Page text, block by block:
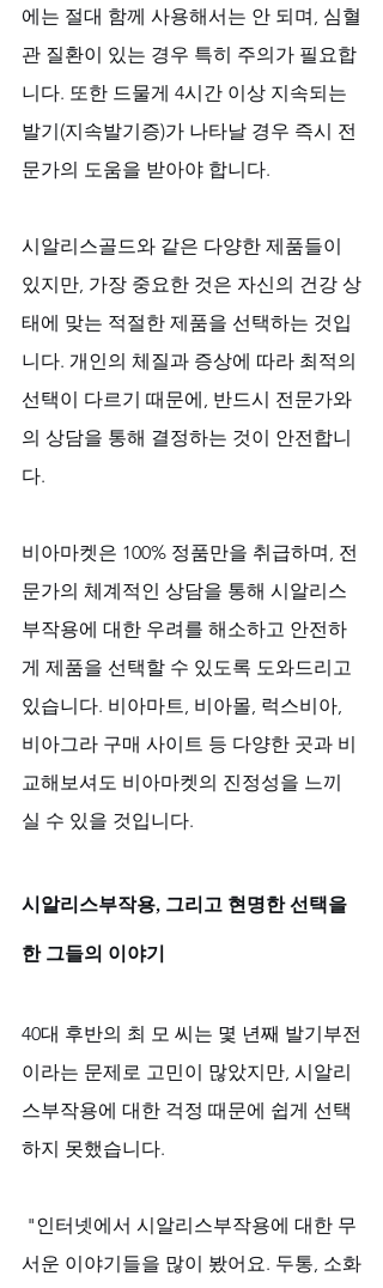
에는 절대 함께 사용해서는 안 되며, 심혈
관 질환이 있는 경우 특히 주의가 필요합
니다. 또한 드물게 4시간 이상 지속되는
발기(지속발기증)가 나타날 경우 즉시 전
문가의 도움을 받아야 합니다.
시알리스골드와 같은 다양한 제품들이
있지만, 가장 중요한 것은 자신의 건강 상
태에 맞는 적절한 제품을 선택하는 것입
니다. 개인의 체질과 증상에 따라 최적의
선택이 다르기 때문에, 반드시 전문가와
의 상담을 통해 결정하는 것이 안전합니
다.
비아마켓은 100% 정품만을 취급하며, 전
문가의 체계적인 상담을 통해 시알리스
부작용에 대한 우려를 해소하고 안전하
게 제품을 선택할 수 있도록 도와드리고
있습니다. 비아마트, 비아몰, 럭스비아,
비아그라 구매 사이트 등 다양한 곳과 비
교해보셔도 비아마켓의 진정성을 느끼
실 수 있을 것입니다.
시알리스부작용, 그리고 현명한 선택을
한 그들의 이야기
40대 후반의 최 모 씨는 몇 년째 발기부전
이라는 문제로 고민이 많았지만, 시알리
스부작용에 대한 걱정 때문에 쉽게 선택
하지 못했습니다.
서운 이야기들을 많이 봤어요. 두통, 소화